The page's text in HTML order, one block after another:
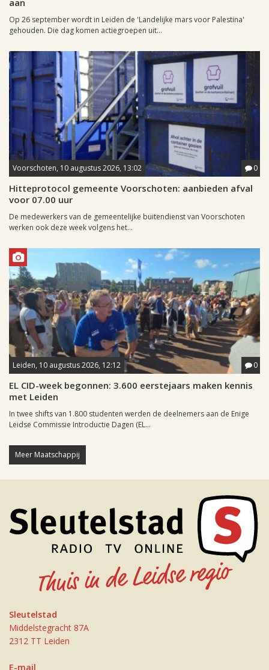
aan
Op 26 september wordt in Leiden de 'Landelijke mars voor Palestina'
gehouden. Die dag komen actiegroepen uit...
Voorschoten, 10 augustus 2026, 13:02 0
Hitteprotocol gemeente Voorschoten: aanbieden afval
voor 07.00 uur
De medewerkers van de gemeentelijke buitendienst van Voorschoten
werken ook deze week volgens het...
Leiden, 10 augustus 2026, 12:12 0
EL CID-week begonnen: 3.600 eerstejaars maken kennis
met Leiden
In twee shifts van 1.800 studenten werden de deelnemers aan de Enige
Leidse Commissie Introductie Dagen (EL...
Meer Maatschappij
Sleutelstad
Middelstegracht 87A
2312 TT Leiden
E-mail